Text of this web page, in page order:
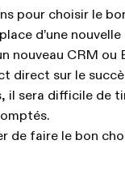
pour choisir le
d’une
nouveau CRM
direct sur le
il sera difficile de
de faire le bon